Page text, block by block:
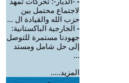
لاجتماع محتمل بين
حزب الله والقيادة ال ...
- الخارجية الباكستانية:
جهودنا مستمرة للتوصل
إلى حل شامل ومستد
...
المزيد.....